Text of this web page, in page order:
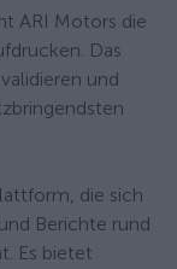
ARI Motors die
Das
und
die sich
Berichte rund
Es bietet